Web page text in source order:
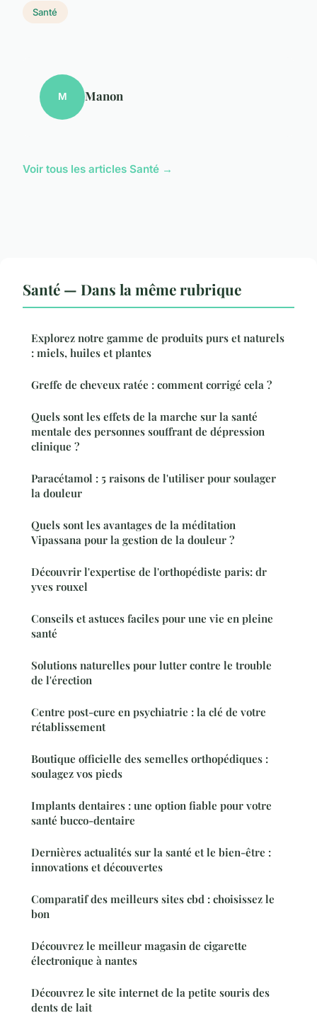
Santé
M Manon
Voir tous les articles Santé →
Santé — Dans la même rubrique
Explorez notre gamme de produits purs et naturels
: miels, huiles et plantes
Greffe de cheveux ratée : comment corrigé cela ?
Quels sont les effets de la marche sur la santé
mentale des personnes souffrant de dépression
clinique ?
Paracétamol : 5 raisons de l'utiliser pour soulager
la douleur
Quels sont les avantages de la méditation
Vipassana pour la gestion de la douleur ?
Découvrir l'expertise de l'orthopédiste paris: dr
yves rouxel
Conseils et astuces faciles pour une vie en pleine
santé
Solutions naturelles pour lutter contre le trouble
de l'érection
Centre post-cure en psychiatrie : la clé de votre
rétablissement
Boutique officielle des semelles orthopédiques :
soulagez vos pieds
Implants dentaires : une option fiable pour votre
santé bucco-dentaire
Dernières actualités sur la santé et le bien-être :
innovations et découvertes
Comparatif des meilleurs sites cbd : choisissez le
bon
Découvrez le meilleur magasin de cigarette
électronique à nantes
Découvrez le site internet de la petite souris des
dents de lait